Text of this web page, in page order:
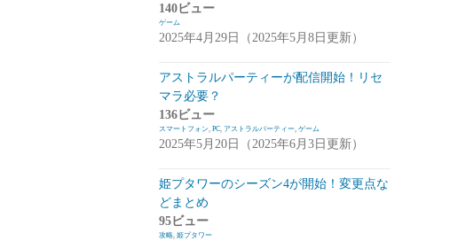
崩落のCARNEADES(ホウカル)
攻略情報(5)
雑談(7)
拡張少女系トライナリー(トライナリー)
勇者の飯 (14)
ボーダーブレイク
140ビュー
ゲーム
2025年4月29日（2025年5月8日更新）
アストラルパーティーが配信開始！リセ
マラ必要？
136ビュー
スマートフォン, PC, アストラルパーティー, ゲーム
2025年5月20日（2025年6月3日更新）
姫プタワーのシーズン4が開始！変更点な
どまとめ
95ビュー
攻略, 姫プタワー